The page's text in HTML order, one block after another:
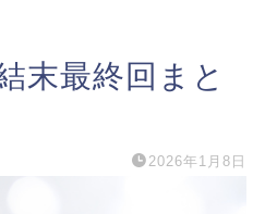
末最終回まと
2026年1月8日